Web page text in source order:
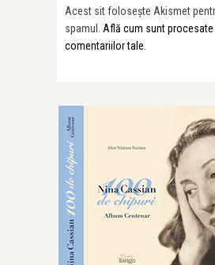
Acest sit folosește Akismet
spamul. Află cum sunt procesate
comentariilor tale